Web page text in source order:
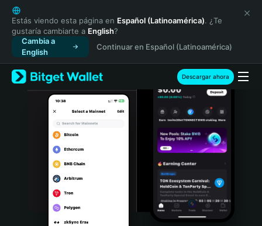
English
日本語
Tiếng Việt
Русский
Español (Latinoamérica)
Türkçe
Italiano
Português (Portugal)
Bahasa Indonesia
Estás viendo esta página en Español (Latinoamérica). ¿Te
gustaría cambiarte a English?
Cambia a
English
Continuar en Español (Latinoamérica)
Descargar ahora